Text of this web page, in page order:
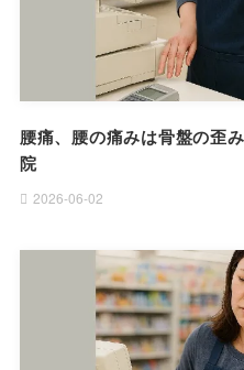
腰痛、腰の痛みは骨盤の歪
院
2026-06-02